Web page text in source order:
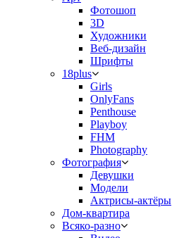
Фотошоп
3D
Художники
Веб-дизайн
Шрифты
18plus
Girls
OnlyFans
Penthouse
Playboy
FHM
Photography
Фотография
Девушки
Модели
Актрисы-актёры
Дом-квартира
Всяко-разно